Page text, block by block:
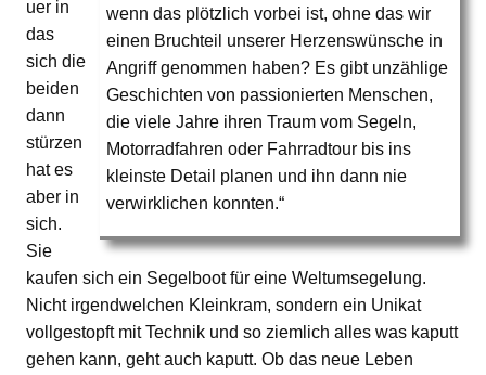
wenn das plötzlich vorbei ist, ohne das wir
einen Bruchteil unserer Herzenswünsche in
Angriff genommen haben? Es gibt unzählige
Geschichten von passionierten Menschen,
die viele Jahre ihren Traum vom Segeln,
Motorradfahren oder Fahrradtour bis ins
kleinste Detail planen und ihn dann nie
verwirklichen konnten.“
uer in
das
sich die
beiden
dann
stürzen
hat es
aber in
sich.
Sie
kaufen sich ein Segelboot für eine Weltumsegelung.
Nicht irgendwelchen Kleinkram, sondern ein Unikat
vollgestopft mit Technik und so ziemlich alles was kaputt
gehen kann, geht auch kaputt. Ob das neue Leben